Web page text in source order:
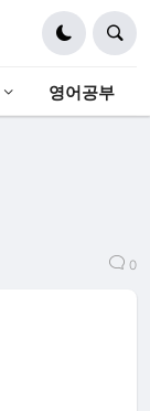
영어공부
0